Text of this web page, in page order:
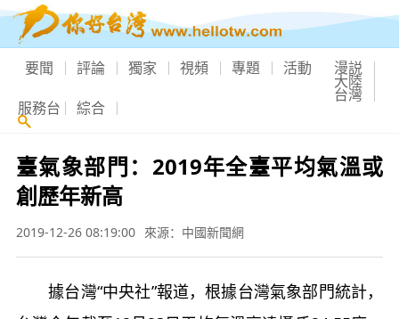
要聞 評論 獨家 視頻 專題 活動 漫説
大陸
台灣
服務台 綜合
臺氣象部門：2019年全臺平均氣溫或
創歷年新高
2019-12-26 08:19:00 來源：中國新聞網
據台灣“中央社”報道，根據台灣氣象部門統計，